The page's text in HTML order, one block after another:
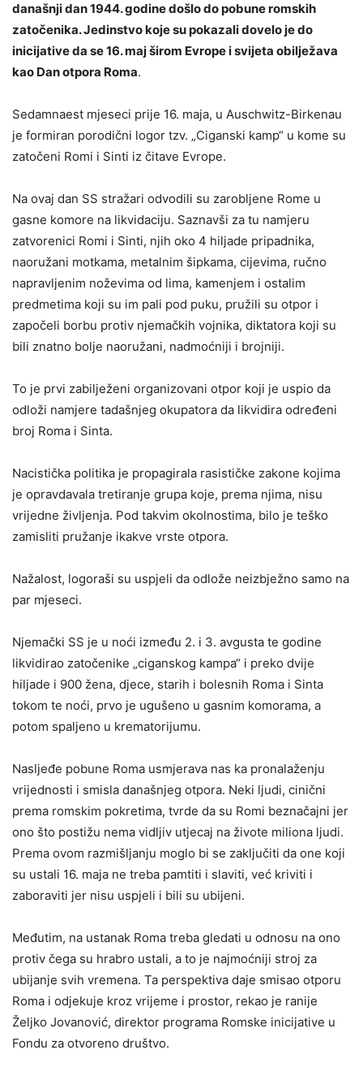
današnji dan 1944. godine došlo do pobune romskih
zatočenika. Jedinstvo koje su pokazali dovelo je do
inicijative da se 16. maj širom Evrope i svijeta obilježava
kao Dan otpora Roma.
Sedamnaest mjeseci prije 16. maja, u Auschwitz-Birkenau
je formiran porodični logor tzv. „Ciganski kamp“ u kome su
zatočeni Romi i Sinti iz čitave Evrope.
Na ovaj dan SS stražari odvodili su zarobljene Rome u
gasne komore na likvidaciju. Saznavši za tu namjeru
zatvorenici Romi i Sinti, njih oko 4 hiljade pripadnika,
naoružani motkama, metalnim šipkama, cijevima, ručno
napravljenim noževima od lima, kamenjem i ostalim
predmetima koji su im pali pod рuku, pružili su otpor i
započeli borbu protiv njemačkih vojnika, diktatora koji su
bili znatno bolje naoružani, nadmoćniji i brojniji.
To je prvi zabilježeni organizovani otpor koji je uspio da
odloži namjere tadašnjeg okupatora da likvidira određeni
broj Roma i Sinta.
Nacistička politika je propagirala rasističke zakone kojima
je opravdavala tretiranje grupa koje, prema njima, nisu
vrijedne življenja. Pod takvim okolnostima, bilo je teško
zamisliti pružanje ikakve vrste otpora.
Nažalost, logoraši su uspjeli da odlože neizbježno samo na
par mjeseci.
Njemački SS je u noći između 2. i 3. avgusta te godine
likvidirao zatočenike „ciganskog kampa“ i preko dvije
hiljade i 900 žena, djece, starih i bolesnih Roma i Sinta
tokom te noći, prvo je ugušeno u gasnim komorama, a
potom spaljeno u krematorijumu.
Nasljeđe pobune Roma usmjerava nas ka pronalaženju
vrijednosti i smisla današnjeg otpora. Neki ljudi, cinični
prema romskim pokretima, tvrde da su Romi beznačajni jer
ono što postižu nema vidljiv utjecaj na živote miliona ljudi.
Prema ovom razmišljanju moglo bi se zaključiti da one koji
su ustali 16. maja ne treba pamtiti i slaviti, već kriviti i
zaboraviti jer nisu uspjeli i bili su ubijeni.
Međutim, na ustanak Roma treba gledati u odnosu na ono
protiv čega su hrabro ustali, a to je najmoćniji stroj za
ubijanje svih vremena. Ta perspektiva daje smisao otporu
Roma i odjekuje kroz vrijeme i prostor, rekao je ranije
Željko Jovanović, direktor programa Romske inicijative u
Fondu za otvoreno društvo.